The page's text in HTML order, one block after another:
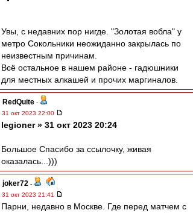
Увы, с недавних пор нигде. "Золотая вобла" у
метро Сокольники неожиданно закрылась по
неизвестным причинам.
Всё остальное в нашем районе - гадюшники
для местных алкашей и прочих маргиналов.
RedQuite -
31 окт 2023 22:00
legioner » 31 окт 2023 20:24
Большое Спасибо за ссылочку, живая
оказалась...)))
joker72 -
31 окт 2023 21:41
Парни, недавно в Москве. Где перед матчем с